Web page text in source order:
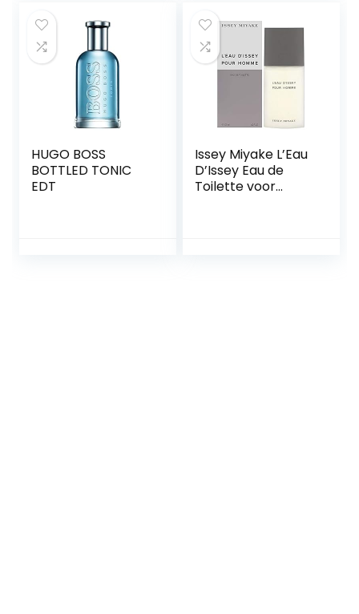
HUGO BOSS
BOTTLED TONIC
EDT
Issey Miyake L’Eau
D’Issey Eau de
Toilette voor